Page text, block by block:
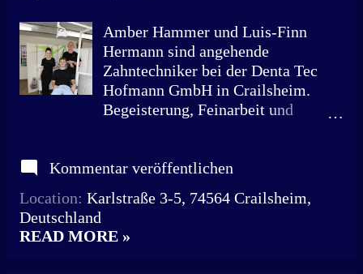
er seinen Ausbildungsbetrieb als
ausgelernter Geselle mit vollem
Einsatz. Schon in den Schulferien
half er bei der Haustechnik Präg
GmbH mit. Nach der 10. Klasse
verließ er das Albert-Schweitzer-
kurzzeitig am
Irrweg. „Nach einer Woche war
habe direkt mit der Ausbildung
Amber Hammer und Luis-Finn
Hermann sind angehende
Zahntechniker bei der Denta Tec
Hofmann GmbH in Crailsheim.
Begeisterung, Feinarbeit und
nicht, dass es den Beruf gibt“, sagt
Die 20-Jährige befindet sich im
Zahntechnikerin bei der Denta Tec
Kommentar veröffentlichen
Location: Karlstraße 3-5, 74564 Crailsheim,
Deutschland
READ MORE »